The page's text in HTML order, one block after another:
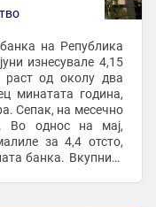
на Република
изнесувале 4,15
раст од околу два
минатата година,
Сепак, на месечно
Во однос на мај,
за 4,4 отсто,
банка. Вкупните